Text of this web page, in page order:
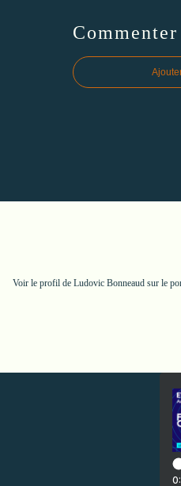
Voir le profil de Ludovic Bonneaudsur le